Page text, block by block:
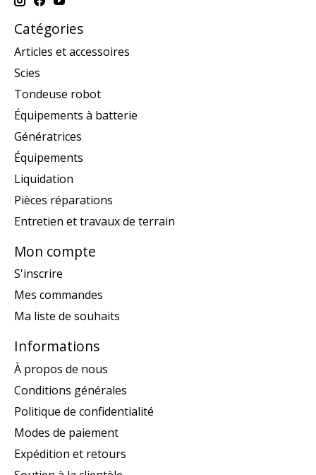
Catégories
Articles et accessoires
Scies
Tondeuse robot
Équipements à batterie
Génératrices
Équipements
Liquidation
Pièces réparations
Entretien et travaux de terrain
Mon compte
S'inscrire
Mes commandes
Ma liste de souhaits
Informations
À propos de nous
Conditions générales
Politique de confidentialité
Modes de paiement
Expédition et retours